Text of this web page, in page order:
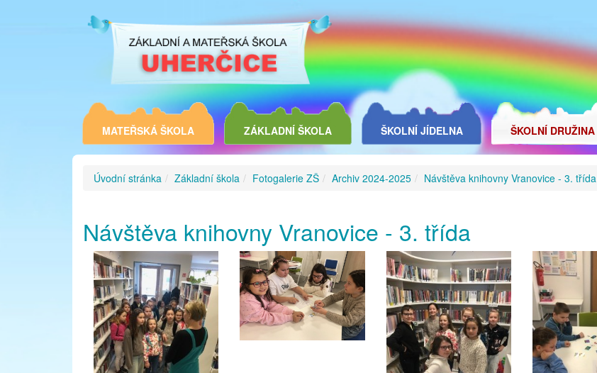
MATEŘSKÁ ŠKOLA ZÁKLADNÍ ŠKOLA ŠKOLNÍ JÍDELNA ŠKOLNÍ DRUŽINA
Úvodní stránka Základní škola Fotogalerie ZŠ Archiv 2024-2025 Návštěva knihovny Vranovice - 3. třída
Návštěva knihovny Vranovice - 3. třída